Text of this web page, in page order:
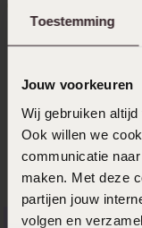
Toestemming
Jouw voorkeuren
Wij gebruiken
Ook willen we
communicatie
maken. Met deze
partijen jouw
volgen en
Duurzamer